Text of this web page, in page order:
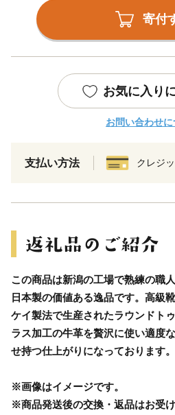
寄付
お気に入り
お問い合わせに
支払い方法 クレジ
この商品は新潟の工場で熟練の職
日本製の価値ある逸品です。高級
ケイ製法で生産されたラウンドト
ラス加工の牛革を贅沢に使い適度
せ持つ仕上がりになっております。
※画像はイメージです。
※商品発送後の交換・返品はお受